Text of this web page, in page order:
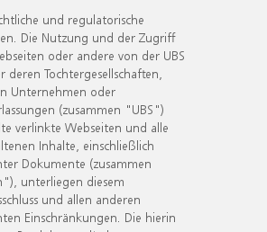
und regulatorische
Die Nutzung und der Zugriff
oder andere von der UBS
deren Tochtergesellschaften,
Unternehmen oder
(zusammen "UBS")
verlinkte Webseiten und alle
Inhalte, einschließlich
Dokumente (zusammen
unterliegen diesem
und allen anderen
Einschränkungen. Die hierin